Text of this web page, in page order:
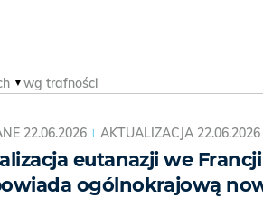
wg trafności
22.06.2026 AKTUALIZACJA 22.06.2026
eutanazji we
ogólnokrajową